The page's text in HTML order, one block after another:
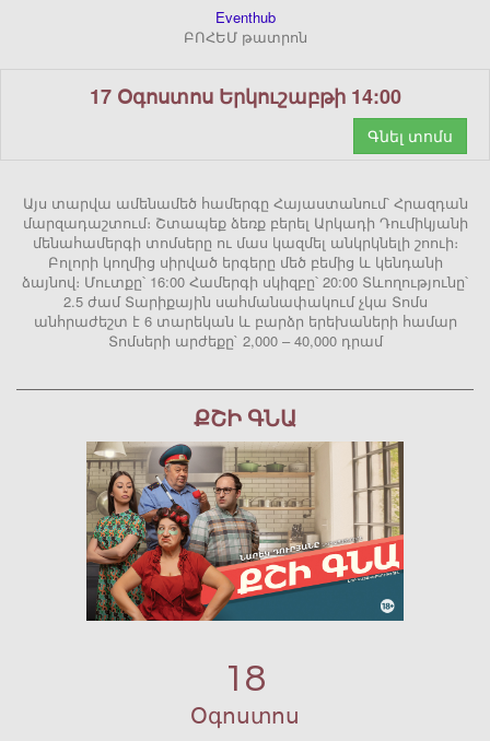
Eventhub
ԲՈՀԵՄ թատրոն
17 Օգոստոս Երկուշաբթի 14:00
Գնել տոմս
Այս տարվա ամենամեծ համերգը Հայաստանում՝ Հրազդան
մարզադաշտում։ Շտապեք ձեռք բերել Արկադի Դումիկյանի
մենահամերգի տոմսերը ու մաս կազմել անկրկնելի շոուի։
Բոլորի կողմից սիրված երգերը մեծ բեմից և կենդանի
ձայնով։ Մուտքը՝ 16:00 Համերգի սկիզբը՝ 20:00 Տևողությունը՝
2.5 ժամ Տարիքային սահմանափակում չկա Տոմս
անհրաժեշտ է 6 տարեկան և բարձր երեխաների համար
Տոմսերի արժեքը` 2,000 – 40,000 դրամ
ՔՇԻ ԳՆԱ
18
Օգոստոս